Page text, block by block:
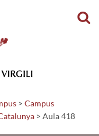
> Campus
> Aula 418